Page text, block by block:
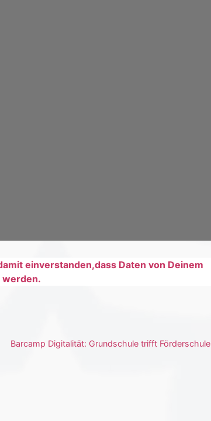
einverstanden,dass Daten von Deinem
werden.
Barcamp Digitalität: Grundschule trifft Förderschule